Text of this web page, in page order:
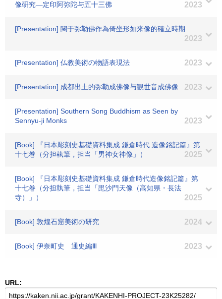
像研究―定印阿弥陀与五十三佛
2023
[Presentation] 関于弥勒佛作為倚坐形如来像的確立時期
2023
[Presentation] 仏教美術の物語表現法 2023
[Presentation] 成都出土的弥勒成佛像与観世音成佛像 2023
[Presentation] Southern Song Buddhism as Seen by
Sennyu-ji Monks
2023
[Book] 『日本彫刻史基礎資料集成 鎌倉時代 造像銘記篇』第
十七巻（分担執筆，担当「男神女神像」）
2025
[Book] 『日本彫刻史基礎資料集成 鎌倉時代造像銘記篇』第
十七巻（分担執筆，担当「毘沙門天像（高知県・長法
寺）」）
2025
[Book] 敦煌石窟美術の研究 2024
[Book] 伊奈町史 通史編Ⅲ 2023
URL: